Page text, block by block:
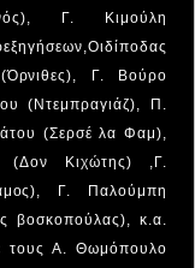
Γ. Κιμούλη
Γ. Βούρο
(Ντεμπραγιάζ), Π.
(Σερσέ λα Φαμ),
(Δον Κιχώτης) ,Γ.
Γ. Παλούμπη
βοσκοπούλας), κ.α.
τους Α. Θωμόπουλο